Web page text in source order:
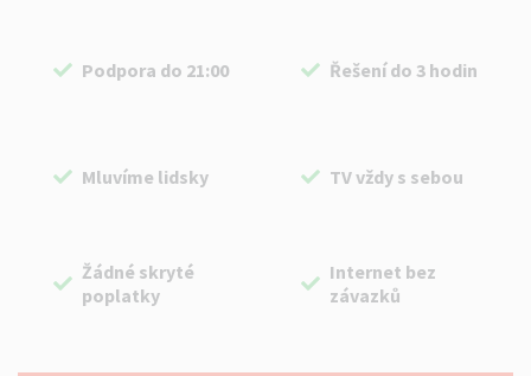
Podpora do 21:00 Řešení do 3 hodin
Mluvíme lidsky TV vždy s sebou
Žádné skryté
poplatky
Internet bez
závazků